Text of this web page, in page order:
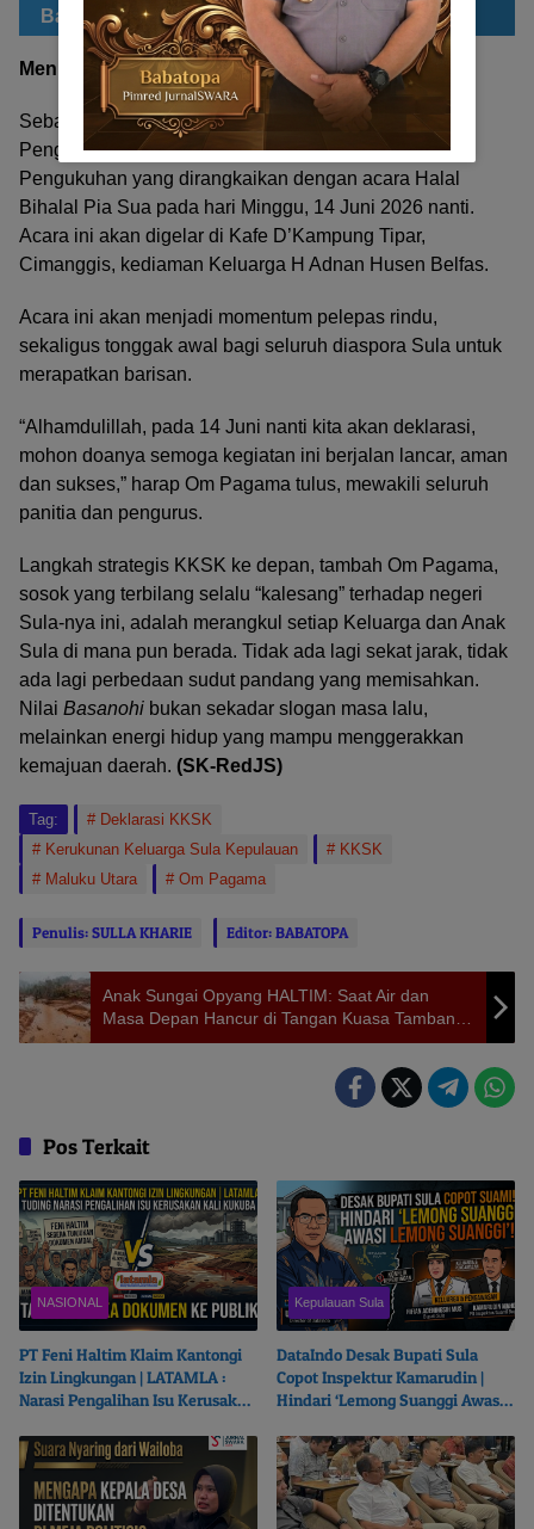
Bawa Misi Juara di Piala Kapolri 2026
Menuju Hari Bersejarah: 14 Juni 2026
Sebagai langkah awal untuk memulai kiprah mulia ini,
Pengurus Pusat KKSK akan menggelar Deklarasi dan
Pengukuhan yang dirangkaikan dengan acara Halal
Bihalal Pia Sua pada hari Minggu, 14 Juni 2026 nanti.
Acara ini akan digelar di Kafe D’Kampung Tipar,
Cimanggis, kediaman Keluarga H Adnan Husen Belfas.
Acara ini akan menjadi momentum pelepas rindu,
sekaligus tonggak awal bagi seluruh diaspora Sula untuk
merapatkan barisan.
“Alhamdulillah, pada 14 Juni nanti kita akan deklarasi,
mohon doanya semoga kegiatan ini berjalan lancar, aman
dan sukses,” harap Om Pagama tulus, mewakili seluruh
panitia dan pengurus.
Langkah strategis KKSK ke depan, tambah Om Pagama,
sosok yang terbilang selalu “kalesang” terhadap negeri
Sula-nya ini, adalah merangkul setiap Keluarga dan Anak
Sula di mana pun berada. Tidak ada lagi sekat jarak, tidak
ada lagi perbedaan sudut pandang yang memisahkan.
Nilai Basanohi bukan sekadar slogan masa lalu,
melainkan energi hidup yang mampu menggerakkan
kemajuan daerah. (SK-RedJS)
Tag:
Deklarasi KKSK
Kerukunan Keluarga Sula Kepulauan
KKSK
Maluku Utara
Om Pagama
Penulis: SULLA KHARIE Editor: BABATOPA
Anak Sungai Opyang HALTIM: Saat Air dan
Masa Depan Hancur di Tangan Kuasa Tambang |
UNUTARA Angkat Suara
Pos Terkait
NASIONAL
PT Feni Haltim Klaim Kantongi
Izin Lingkungan | LATAMLA :
Narasi Pengalihan Isu Kerusakan
Dokumen ke Publik
Kepulauan Sula
DataIndo Desak Bupati Sula
Copot Inspektur Kamarudin |
Hindari ‘Lemong Suanggi Awasi